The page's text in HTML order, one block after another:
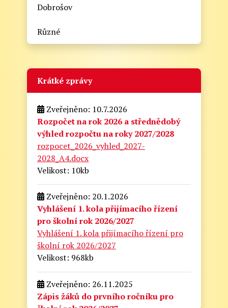
Dobrošov
Různé
Krátké zprávy
Zveřejněno: 10.7.2026
Rozpočet na rok 2026 a střednědobý
výhled rozpočtu na roky 2027/2028
rozpocet_2026_vyhled_2027-
2028_A4.docx
Velikost: 10kb
Zveřejněno: 20.1.2026
Vyhlášení 1. kola přijímacího řízení
pro školní rok 2026/2027
Vyhlášení 1. kola přijímacího řízení pro
školní rok 2026/2027
Velikost: 968kb
Zveřejněno: 26.11.2025
Zápis žáků do prvního ročníku pro